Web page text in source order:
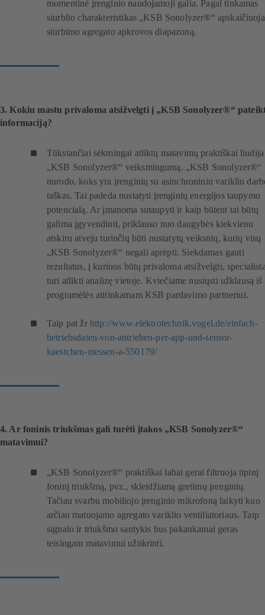
momentinė įrenginio naudojamoji galia. Pagal tinkamas
siurblio charakteristikas „KSB Sonolyzer®“ apskaičiuoja
siurbimo agregato apkrovos diapazoną.
3. Kokiu mastu privaloma atsižvelgti į „KSB Sonolyzer®“
informaciją?
Tūkstančiai sėkmingai atliktų matavimų praktiškai liudija
„KSB Sonolyzer®“ veiksmingumą. „KSB Sonolyzer®“
nurodo, koks yra įrenginių su asinchroniniu varikliu
taškas. Tai padeda nustatyti įrenginių energijos taupymo
potencialą. Ar įmanoma sutaupyti ir kaip būtent tai būtų
galima įgyvendinti, priklauso nuo daugybės kiekvienu
atskiru atveju turinčių būti nustatytų veiksnių, kurių visų
„KSB Sonolyzer®“ negali aprėpti. Siekdamas gauti
rezultatus, į kuriuos būtų privaloma atsižvelgti,
turi atlikti analizę vietoje. Kviečiame nusiųsti užklausą iš
programėlės atitinkamam KSB pardavimo partneriui.
Taip pat žr http://www.elektrotechnik.vogel.de/einfach-
betriebsdaten-von-antrieben-per-app-und-sensor-
kaestchen-messen-a-550179/
a
n
a
j
a
m
e
4. Ar foninis triukšmas gali turėti įtakos „KSB Sonolyzer®“
matavimui?
„KSB Sonolyzer®“ praktiškai labai gerai filtruoja tipinį
foninį triukšmą, pvz., skleidžiamą gretimų įrenginių.
Tačiau svarbu mobiliojo įrenginio mikrofoną laikyti kuo
arčiau matuojamo agregato variklio ventiliatoriaus. Taip
signalo ir triukšmo santykis bus pakankamai geras
teisingam matavimui užtikrinti.